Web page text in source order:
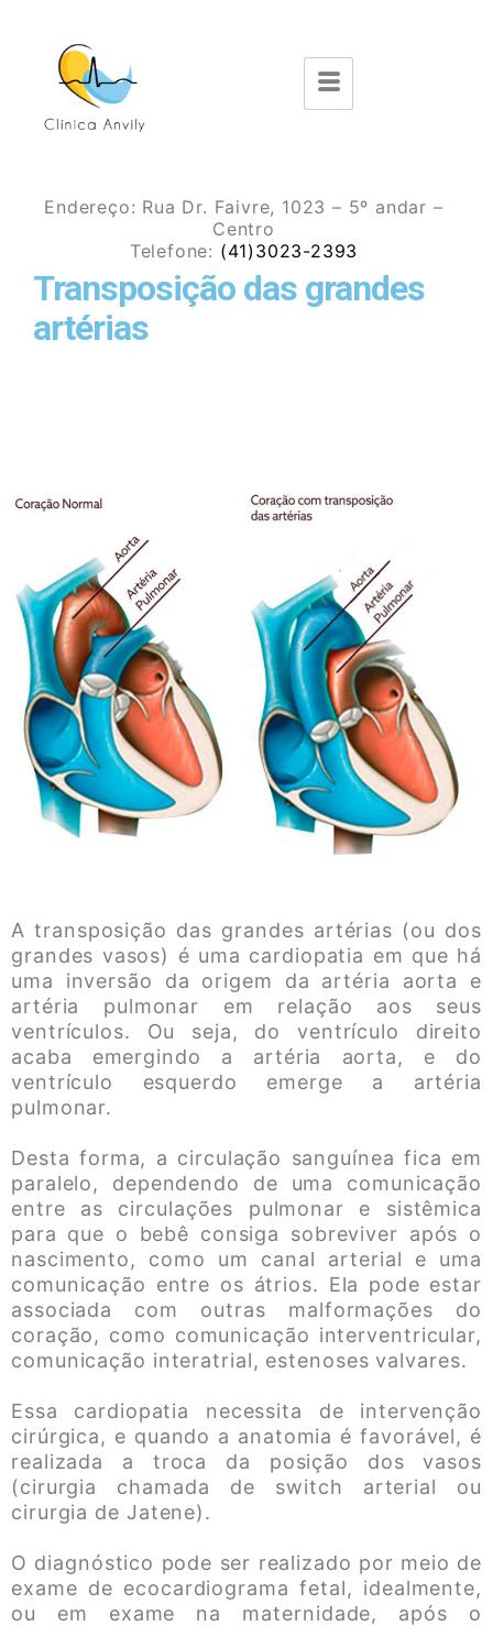
Endereço: Rua Dr. Faivre, 1023 – 5º andar –
Centro
Telefone: (41)3023-2393
Transposição das grandes
artérias
A transposição das grandes artérias (ou dos
grandes vasos) é uma cardiopatia em que há
uma inversão da origem da artéria aorta e
artéria pulmonar em relação aos seus
ventrículos. Ou seja, do ventrículo direito
acaba emergindo a artéria aorta, e do
ventrículo esquerdo emerge a artéria
pulmonar.
Desta forma, a circulação sanguínea fica em
paralelo, dependendo de uma comunicação
entre as circulações pulmonar e sistêmica
para que o bebê consiga sobreviver após o
nascimento, como um canal arterial e uma
comunicação entre os átrios. Ela pode estar
associada com outras malformações do
coração, como comunicação interventricular,
comunicação interatrial, estenoses valvares.
Essa cardiopatia necessita de intervenção
cirúrgica, e quando a anatomia é favorável, é
realizada a troca da posição dos vasos
(cirurgia chamada de switch arterial ou
cirurgia de Jatene).
O diagnóstico pode ser realizado por meio de
exame de ecocardiograma fetal, idealmente,
ou em exame na maternidade, após o